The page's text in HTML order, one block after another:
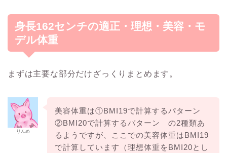
身長162センチの適正・理想・美容・モ
デル体重
まずは主要な部分だけざっくりまとめます。
りんめ
美容体重は①BMI19で計算するパターン
②BMI20で計算するパターン の2種類あ
るようですが、ここでの美容体重はBMI19
で計算しています（理想体重をBMI20とし